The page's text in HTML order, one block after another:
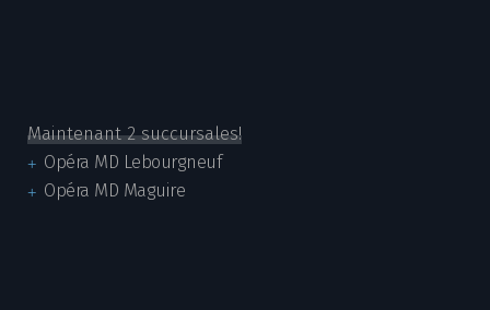
Maintenant 2 succursales!
Opéra MD Lebourgneuf
Opéra MD Maguire